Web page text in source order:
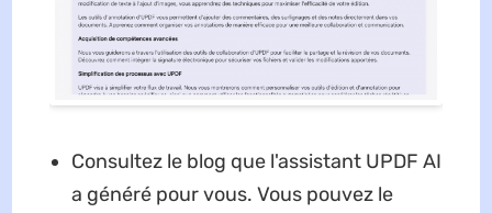
Consultez le blog que l'assistant UPDF AI
a généré pour vous. Vous pouvez le